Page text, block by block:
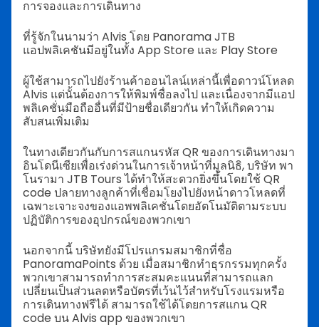
การจองและการเดินทาง
ที่รู้จักในนามว่า Alvis โดย Panorama JTB
แอปพลิเคชันมีอยู่ในทั้ง App Store และ Play Store
ผู้ใช้สามารถไปยังร้านค้าออนไลน์เหล่านี้เพื่อดาวน์โหลด
Alvis แต่นั้นต้องการให้พิมพ์ชื่อลงไป และเนื่องจากมีแอป
พลิเคชั่นมือถืออื่นที่มีป้ายชื่อเดียวกัน ทำให้เกิดความ
สับสนเพิ่มเติม
ในทางเดียวกันกับการสแกนรหัส QR ของการเดินทางมา
อินโดนีเซียเพื่อเร่งด่วนในการเจ้าหน้าที่มูลนิธิ, บริษัท พา
โนรามา JTB Tours ได้ทำให้สะดวกยิ่งขึ้นโดยใช้ QR
code ปลายทางลูกค้าที่เชื่อมโยงไปยังหน้าดาวโหลดที่
เฉพาะเจาะจงของแอพพลิเคชั่นโดยอัตโนมัติตามระบบ
ปฏิบัติการของอุปกรณ์ของพวกเขา
นอกจากนี้ บริษัทยังมีโปรแกรมสมาชิกที่ชื่อ
PanoramaPoints ด้วย เมื่อสมาชิกทำธุรกรรมทุกครั้ง
พวกเขาสามารถทำการสะสมคะแนนที่สามารถแลก
เปลี่ยนเป็นส่วนลดหรือบัตรที่เว้นไว้สำหรับโรงแรมหรือ
การเดินทางฟรีได้ สามารถใช้ได้โดยการสแกน QR
code บน Alvis app ของพวกเขา